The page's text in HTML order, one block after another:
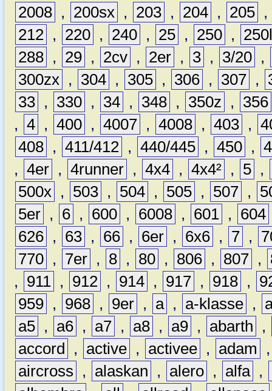
2008 , 200sx , 203 , 204 , 205 ,
212 , 220 , 240 , 25 , 250 ,
288 , 29 , 2cv , 2er , 3 , 3/20 ,
300zx , 304 , 305 , 306 , 307 ,
33 , 330 , 34 , 348 , 350z ,
356
, 4 , 400 , 4007 , 4008 , 403 ,
408 , 411/412 , 440/445 , 450 ,
, 4er , 4runner , 4x4 , 4x4² , 5 ,
500x , 503 , 504 , 505 , 507 ,
5er , 6 , 600 , 6008 , 601 , 604
626 , 63 , 66 , 6er , 6x6 , 7 ,
770 , 7er , 8 , 80 , 806 , 807 ,
,
911 , 912 , 914 , 917 , 918 ,
959 , 968 , 9er , a , a-klasse ,
a5 , a6 , a7 , a8 , a9 , abarth
,
accord
, active , activee , adam
aircross
, alaskan , alero , alfa ,